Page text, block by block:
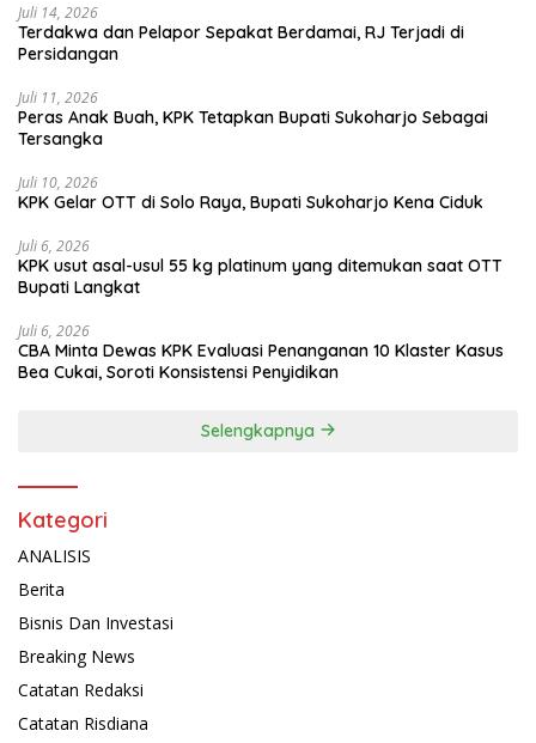
Juli 14, 2026
Terdakwa dan Pelapor Sepakat Berdamai, RJ Terjadi di
Persidangan
Juli 11, 2026
Peras Anak Buah, KPK Tetapkan Bupati Sukoharjo Sebagai
Tersangka
Juli 10, 2026
KPK Gelar OTT di Solo Raya, Bupati Sukoharjo Kena Ciduk
Juli 6, 2026
KPK usut asal-usul 55 kg platinum yang ditemukan saat OTT
Bupati Langkat
Juli 6, 2026
CBA Minta Dewas KPK Evaluasi Penanganan 10 Klaster Kasus
Bea Cukai, Soroti Konsistensi Penyidikan
Selengkapnya
Kategori
ANALISIS
Berita
Bisnis Dan Investasi
Breaking News
Catatan Redaksi
Catatan Risdiana